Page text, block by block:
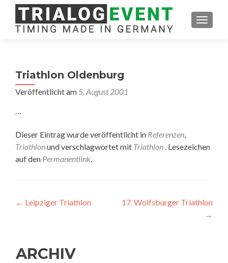
Triathlon Oldenburg
Veröffentlicht am 5. August 2001
…
Dieser Eintrag wurde veröffentlicht in Referenzen,
Triathlonund verschlagwortet mit Triathlon . Lesezeichen
auf den Permanentlink.
Artikel-
← Leipziger Triathlon
17. Wolfsburger Triathlon
→
ARCHIV